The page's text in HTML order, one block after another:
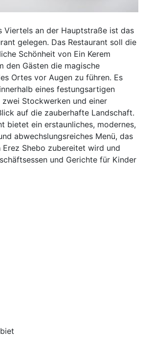
Viertels an der Hauptstraße ist das
gelegen. Das Restaurant soll die
Schönheit von Ein Kerem
den Gästen die magische
Ortes vor Augen zu führen. Es
eines festungsartigen
zwei Stockwerken und einer
auf die zauberhafte Landschaft.
bietet ein erstaunliches, modernes,
abwechslungsreiches Menü, das
Shebo zubereitet wird und
und Gerichte für Kinder